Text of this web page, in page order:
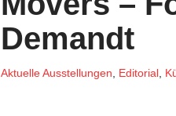
Demandt
Aktuelle Ausstellungen Editorial,